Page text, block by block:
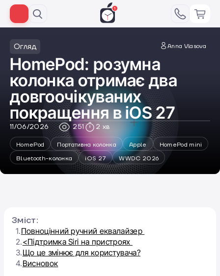
Огляд Anna Vlasova
HomePod: розумна
колонка отримає два
довгоочікуваних
покращення в iOS 27
11/06/2026 251 2 хв
HomePod Портативна колонка Apple
HomePod mini
Bluetooth-колонка
iOS 27 WWDC 2026
Зміст:
1.Повноцінний ручний еквалайзер
2.<Підтримка Siri на пристроях
3.Що це змінює для користувача?
4.Висновок